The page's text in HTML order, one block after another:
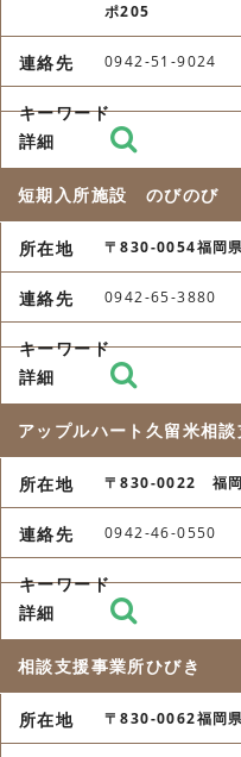
ポ205
0942-51-9024
短期入所施設 のびのび
〒830-0054福岡
0942-65-3880
アップルハート久留米相
〒830-0022 福岡
0942-46-0550
相談支援事業所ひびき
〒830-0062福岡